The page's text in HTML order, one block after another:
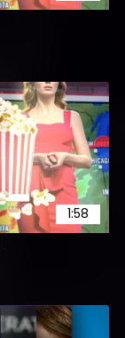
1:58